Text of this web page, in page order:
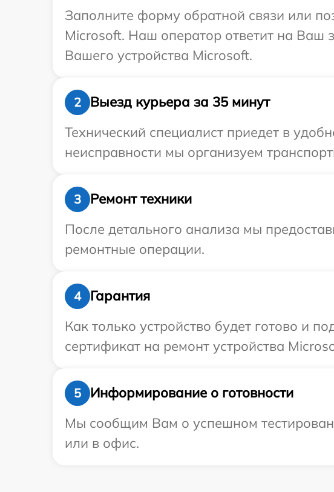
Заполните форму обратной связи или
Microsoft. Наш оператор ответит на Ваш
Вашего устройства Microsoft.
2
Выезд курьера за 35 минут
Технический специалист приедет в
неисправности мы организуем
3
Ремонт техники
После детального анализа мы
ремонтные операции.
4
Гарантия
Как только устройство будет готово и
сертификат на ремонт устройства
5
Информирование о готовности
Мы сообщим Вам о успешном
или в офис.